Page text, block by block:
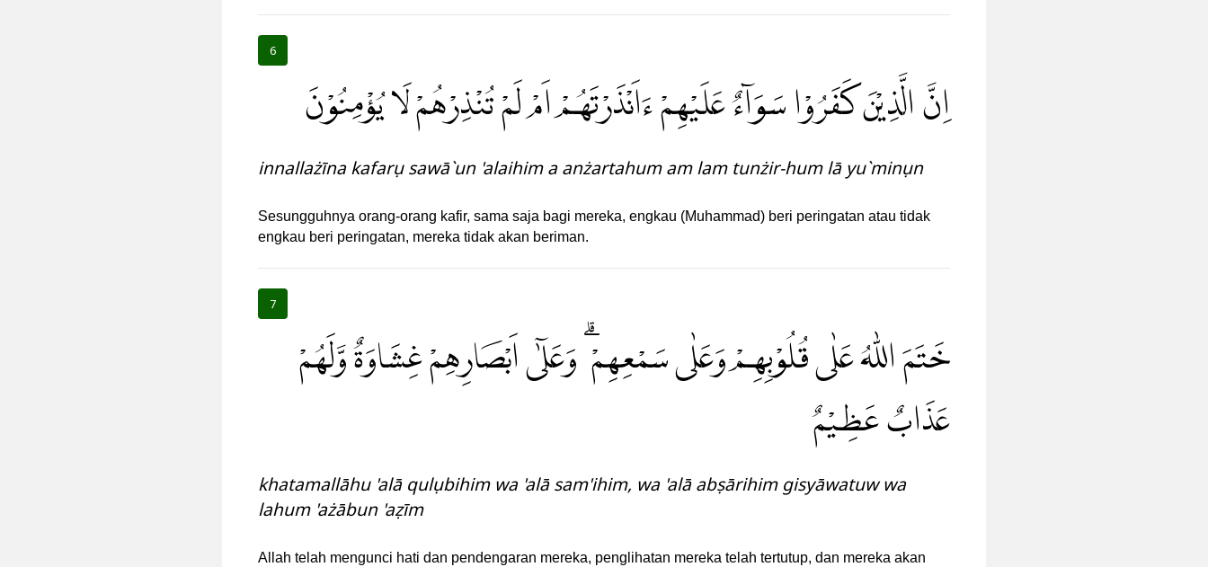
6
اِنَّ الَّذِيْنَ كَفَرُوْا سَوَاۤءٌ عَلَيْهِمْ ءَاَنْذَرْتَهُمْ اَمْ لَمْ تُنْذِرْهُمْ لَا يُؤْمِنُوْنَ
innallażīna kafarụ sawā`un 'alaihim a anżartahum am lam tunżir-hum lā yu`minụn
Sesungguhnya orang-orang kafir, sama saja bagi mereka, engkau (Muhammad) beri peringatan atau tidak
engkau beri peringatan, mereka tidak akan beriman.
7
خَتَمَ اللّٰهُ عَلٰى قُلُوْبِهِمْ وَعَلٰى سَمْعِهِمْ ۗ وَعَلٰٓى اَبْصَارِهِمْ غِشَاوَةٌ وَّلَهُمْ
عَذَابٌ عَظِيْمٌ
khatamallāhu 'alā qulụbihim wa 'alā sam'ihim, wa 'alā abṣārihim gisyāwatuw wa
lahum 'ażābun 'aẓīm
Allah telah mengunci hati dan pendengaran mereka, penglihatan mereka telah tertutup, dan mereka akan